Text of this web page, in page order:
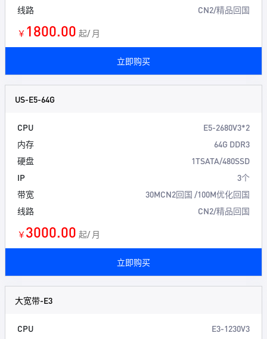
线路
CN2/精品回国
￥ 1800.00 起/ 月
立即购买
US-E5-64G
CPU
E5-2680V3*2
内存
64G DDR3
硬盘
1TSATA/480SSD
IP
3个
带宽
30MCN2回国 /100M优化回国
线路
CN2/精品回国
￥ 3000.00 起/ 月
立即购买
大宽带-E3
CPU
E3-1230V3